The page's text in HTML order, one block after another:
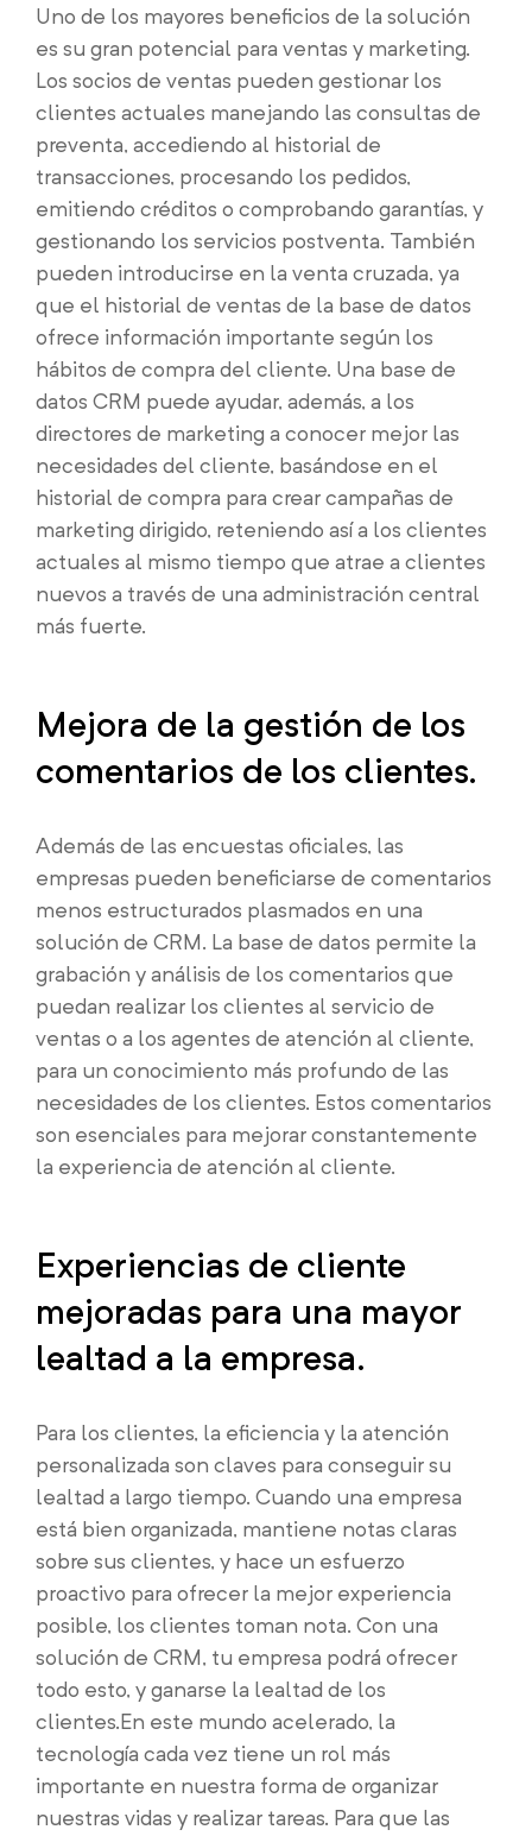
Uno de los mayores beneficios de la solución
es su gran potencial para ventas y marketing.
Los socios de ventas pueden gestionar los
clientes actuales manejando las consultas de
preventa, accediendo al historial de
transacciones, procesando los pedidos,
emitiendo créditos o comprobando garantías, y
gestionando los servicios postventa. También
pueden introducirse en la venta cruzada, ya
que el historial de ventas de la base de datos
ofrece información importante según los
hábitos de compra del cliente. Una base de
datos CRM puede ayudar, además, a los
directores de marketing a conocer mejor las
necesidades del cliente, basándose en el
historial de compra para crear campañas de
marketing dirigido, reteniendo así a los clientes
actuales al mismo tiempo que atrae a clientes
nuevos a través de una administración central
más fuerte.
Mejora de la gestión de los
comentarios de los clientes.
Además de las encuestas oficiales, las
empresas pueden beneficiarse de comentarios
menos estructurados plasmados en una
solución de CRM. La base de datos permite la
grabación y análisis de los comentarios que
puedan realizar los clientes al servicio de
ventas o a los agentes de atención al cliente,
para un conocimiento más profundo de las
necesidades de los clientes. Estos comentarios
son esenciales para mejorar constantemente
la experiencia de atención al cliente.
Experiencias de cliente
mejoradas para una mayor
lealtad a la empresa.
Para los clientes, la eficiencia y la atención
personalizada son claves para conseguir su
lealtad a largo tiempo. Cuando una empresa
está bien organizada, mantiene notas claras
sobre sus clientes, y hace un esfuerzo
proactivo para ofrecer la mejor experiencia
posible, los clientes toman nota. Con una
solución de CRM, tu empresa podrá ofrecer
todo esto, y ganarse la lealtad de los
clientes.En este mundo acelerado, la
tecnología cada vez tiene un rol más
importante en nuestra forma de organizar
nuestras vidas y realizar tareas. Para que las